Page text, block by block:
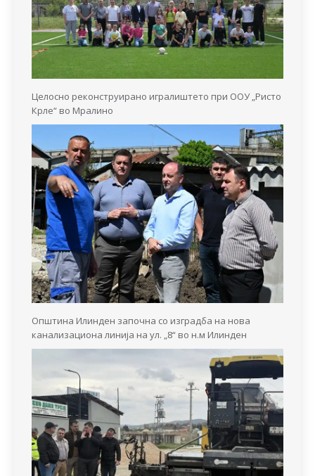
Целосно реконструирано игралиштето при ООУ „Ристо
Крле“ во Мралино
Општина Илинден започна со изградба на нова
канализациона линија на ул. „8“ во н.м Илинден